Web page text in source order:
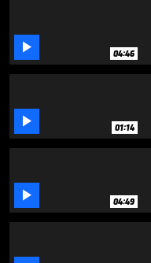
 04:46
 01:14
 04:49